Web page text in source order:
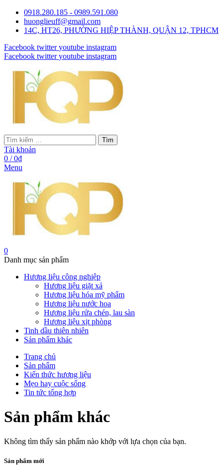
0918.280.185 - 0989.591.080
huonglieuff@gmail.com
14C, HT26, PHƯỜNG HIỆP THÀNH, QUẬN 12, TPHCM
Facebook twitter youtube instagram
Facebook twitter youtube instagram
Tìm
Tài khoản
0 / 0₫
Menu
0
Danh mục sản phẩm
Hương liệu công nghiệp
Hương liệu giặt xả
Hương liệu hóa mỹ phẩm
Hương liệu nước hoa
Hương liệu rửa chén, lau sàn
Hương liệu xịt phòng
Tinh dầu thiên nhiên
Sản phẩm khác
Trang chủ
Sản phẩm
Kiến thức hương liệu
Mẹo hay cuộc sống
Tin tức tổng hợp
Sản phẩm khác
Không tìm thấy sản phẩm nào khớp với lựa chọn của bạn.
Sản phẩm mới